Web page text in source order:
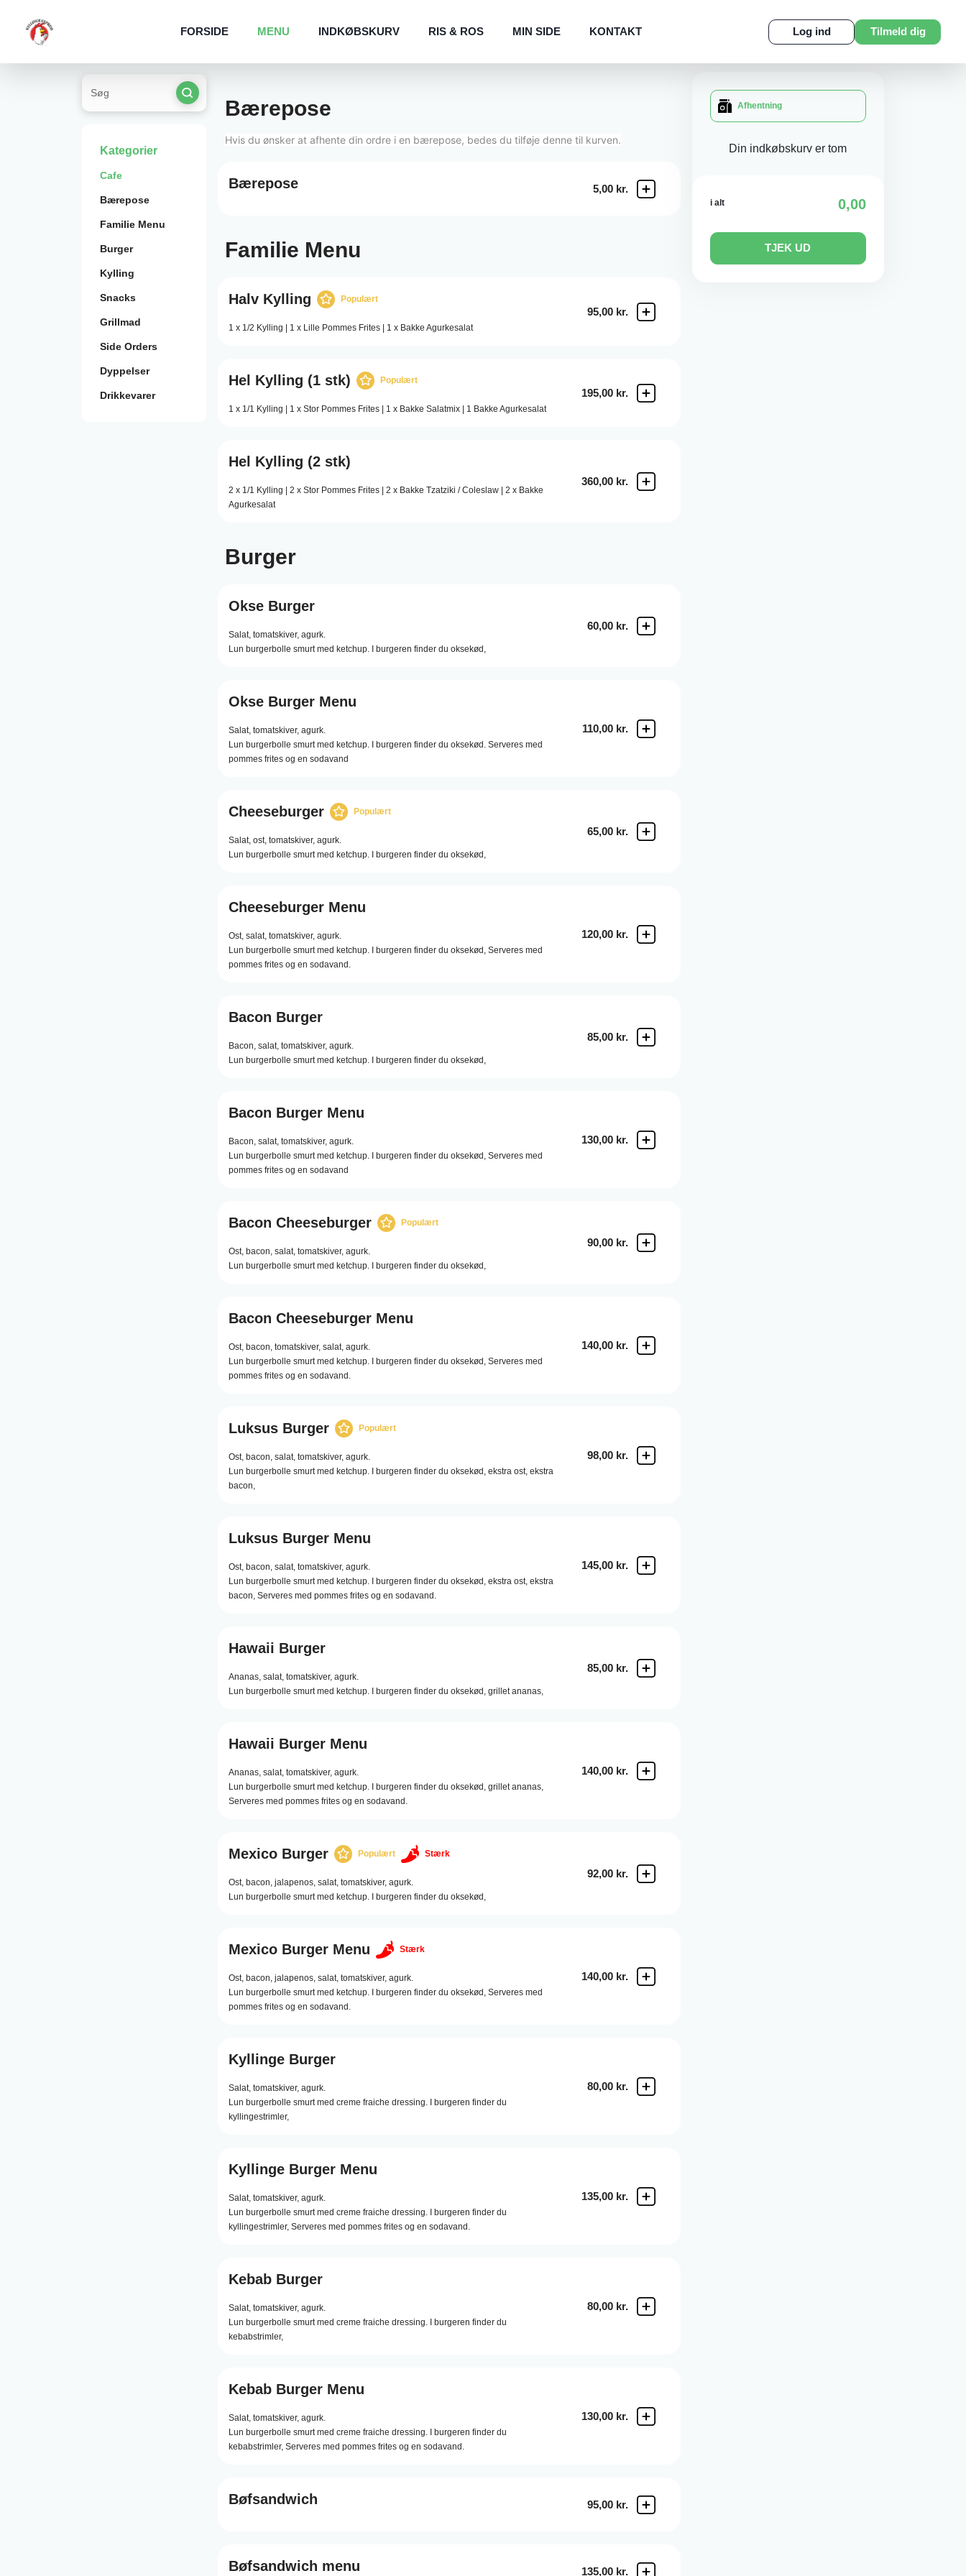
FORSIDE MENU INDKØBSKURV RIS & ROS MIN SIDE KONTAKT Log ind Tilmeld dig
Kategorier
Cafe
Bærepose
Familie Menu
Burger
Kylling
Snacks
Grillmad
Side Orders
Dyppelser
Drikkevarer
Bærepose
Hvis du ønsker at afhente din ordre i en bærepose, bedes du tilføje denne til kurven.
Bærepose 5,00 kr.
Familie Menu
Halv Kylling Populært
1 x 1/2 Kylling | 1 x Lille Pommes Frites | 1 x Bakke Agurkesalat
95,00 kr.
Hel Kylling (1 stk) Populært
1 x 1/1 Kylling | 1 x Stor Pommes Frites | 1 x Bakke Salatmix | 1 Bakke Agurkesalat
195,00 kr.
Hel Kylling (2 stk)
2 x 1/1 Kylling | 2 x Stor Pommes Frites | 2 x Bakke Tzatziki / Coleslaw | 2 x Bakke
Agurkesalat
360,00 kr.
Burger
Okse Burger
Salat, tomatskiver, agurk.
Lun burgerbolle smurt med ketchup. I burgeren finder du oksekød,
60,00 kr.
Okse Burger Menu
Salat, tomatskiver, agurk.
Lun burgerbolle smurt med ketchup. I burgeren finder du oksekød. Serveres med
pommes frites og en sodavand
110,00 kr.
Cheeseburger Populært
Salat, ost, tomatskiver, agurk.
Lun burgerbolle smurt med ketchup. I burgeren finder du oksekød,
65,00 kr.
Cheeseburger Menu
Ost, salat, tomatskiver, agurk.
Lun burgerbolle smurt med ketchup. I burgeren finder du oksekød, Serveres med
pommes frites og en sodavand.
120,00 kr.
Bacon Burger
Bacon, salat, tomatskiver, agurk.
Lun burgerbolle smurt med ketchup. I burgeren finder du oksekød,
85,00 kr.
Bacon Burger Menu
Bacon, salat, tomatskiver, agurk.
Lun burgerbolle smurt med ketchup. I burgeren finder du oksekød, Serveres med
pommes frites og en sodavand
130,00 kr.
Bacon Cheeseburger Populært
Ost, bacon, salat, tomatskiver, agurk.
Lun burgerbolle smurt med ketchup. I burgeren finder du oksekød,
90,00 kr.
Bacon Cheeseburger Menu
Ost, bacon, tomatskiver, salat, agurk.
Lun burgerbolle smurt med ketchup. I burgeren finder du oksekød, Serveres med
pommes frites og en sodavand.
140,00 kr.
Luksus Burger Populært
Ost, bacon, salat, tomatskiver, agurk.
Lun burgerbolle smurt med ketchup. I burgeren finder du oksekød, ekstra ost, ekstra
bacon,
98,00 kr.
Luksus Burger Menu
Ost, bacon, salat, tomatskiver, agurk.
Lun burgerbolle smurt med ketchup. I burgeren finder du oksekød, ekstra ost, ekstra
bacon, Serveres med pommes frites og en sodavand.
145,00 kr.
Hawaii Burger
Ananas, salat, tomatskiver, agurk.
Lun burgerbolle smurt med ketchup. I burgeren finder du oksekød, grillet ananas,
85,00 kr.
Hawaii Burger Menu
Ananas, salat, tomatskiver, agurk.
Lun burgerbolle smurt med ketchup. I burgeren finder du oksekød, grillet ananas,
Serveres med pommes frites og en sodavand.
140,00 kr.
Mexico Burger Populært Stærk
Ost, bacon, jalapenos, salat, tomatskiver, agurk.
Lun burgerbolle smurt med ketchup. I burgeren finder du oksekød,
92,00 kr.
Mexico Burger Menu Stærk
Ost, bacon, jalapenos, salat, tomatskiver, agurk.
Lun burgerbolle smurt med ketchup. I burgeren finder du oksekød, Serveres med
pommes frites og en sodavand.
140,00 kr.
Kyllinge Burger
Salat, tomatskiver, agurk.
Lun burgerbolle smurt med creme fraiche dressing. I burgeren finder du
kyllingestrimler,
80,00 kr.
Kyllinge Burger Menu
Salat, tomatskiver, agurk.
Lun burgerbolle smurt med creme fraiche dressing. I burgeren finder du
kyllingestrimler, Serveres med pommes frites og en sodavand.
135,00 kr.
Kebab Burger
Salat, tomatskiver, agurk.
Lun burgerbolle smurt med creme fraiche dressing. I burgeren finder du
kebabstrimler,
80,00 kr.
Kebab Burger Menu
Salat, tomatskiver, agurk.
Lun burgerbolle smurt med creme fraiche dressing. I burgeren finder du
kebabstrimler, Serveres med pommes frites og en sodavand.
130,00 kr.
Bøfsandwich 95,00 kr.
Bøfsandwich menu 135,00 kr.
Afhentning
Din indkøbskurv er tom
i alt 0,00
TJEK UD